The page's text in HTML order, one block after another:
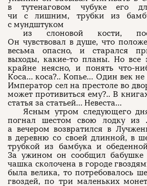
в тутенаговом чубуке его
чи с лишним, трубки из
с мундштуком
из слоновой кости,
Он чувствовал в душе, что
весьма опасно, и старался
выходы, какие-то планы. Но
крайне неясно, и понять что-
Коса… коса?.. Копье… Один век
Император сел на престоле во
может противиться ему?.. В
статья за статьей… Невеста…
Ясным утром следующего
погнал шестом свою лодку из
а вечером возвратился в
в деревню со своей длинной, в
трубкой из бамбука и
За ужином он сообщил бабушке
чашка сколочена в городе
была велика, то потребовалось
гвоздей, по три маленьких